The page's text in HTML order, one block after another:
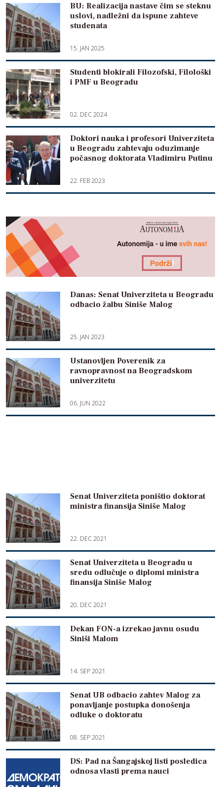
BU: Realizacija nastave čim se steknu
uslovi, nadležni da ispune zahteve
studenata
15. JAN 2025
Studenti blokirali Filozofski, Filološki
i PMF u Beogradu
02. DEC 2024
Doktori nauka i profesori Univerziteta
u Beogradu zahtevaju oduzimanje
počasnog doktorata Vladimiru Putinu
22. FEB 2023
Danas: Senat Univerziteta u Beogradu
odbacio žalbu Siniše Malog
25. JAN 2023
Ustanovljen Poverenik za
ravnopravnost na Beogradskom
univerzitetu
06. JUN 2022
Senat Univerziteta poništio doktorat
ministra finansija Siniše Malog
22. DEC 2021
Senat Univerziteta u Beogradu u
sredu odlučuje o diplomi ministra
finansija Siniše Malog
20. DEC 2021
Dekan FON-a izrekao javnu osudu
Siniši Malom
14. SEP 2021
Senat UB odbacio zahtev Malog za
ponavljanje postupka donošenja
odluke o doktoratu
08. SEP 2021
DS: Pad na Šangajskoj listi posledica
odnosa vlasti prema nauci